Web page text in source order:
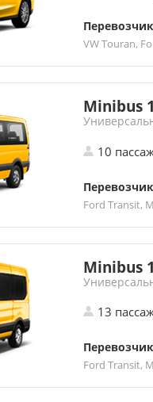
VW Touran,
Minibus
10
Ford Transit,
Minibus
13
Ford Transit,